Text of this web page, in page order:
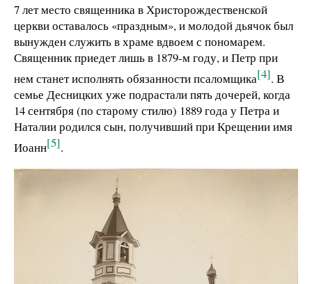
7 лет место священника в Христорождественской
церкви оставалось «праздным», и молодой дьячок был
вынужден служить в храме вдвоем с пономарем.
Священник приедет лишь в 1879-м году, и Петр при
нем станет исполнять обязанности псаломщика[4]. В
семье Десницких уже подрастали пять дочерей, когда
14 сентября (по старому стилю) 1889 года у Петра и
Наталии родился сын, получивший при Крещении имя
Иоанн[5].